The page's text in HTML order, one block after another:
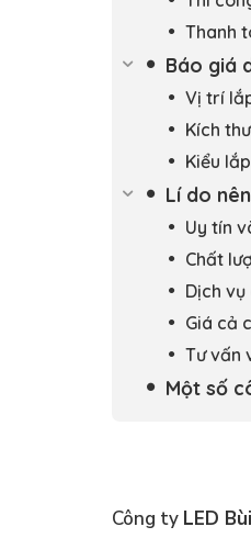
Thanh
Báo giá
Vị trí
Kích
Kiểu
Lí do
Uy tín
Chất
Dịch
Giá cả
Tư vấn
Một số
Công ty LED